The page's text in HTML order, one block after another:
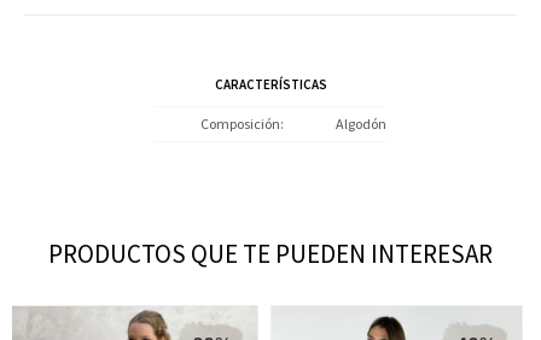
CARACTERÍSTICAS
Composición Algodón
PRODUCTOS QUE TE PUEDEN INTERESAR